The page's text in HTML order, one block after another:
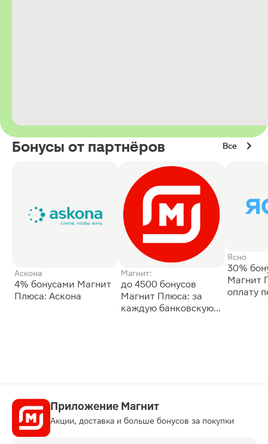
Бонусы от партнёров Все
Аскона
4% бонусами Магнит
Плюса: Аскона
Магнит:
до 4500 бонусов
Магнит Плюса: за
каждую банковскую
Ясно
30%
Магнит
оплату
Приложение Магнит
Акции, доставка и больше бонусов за покупки